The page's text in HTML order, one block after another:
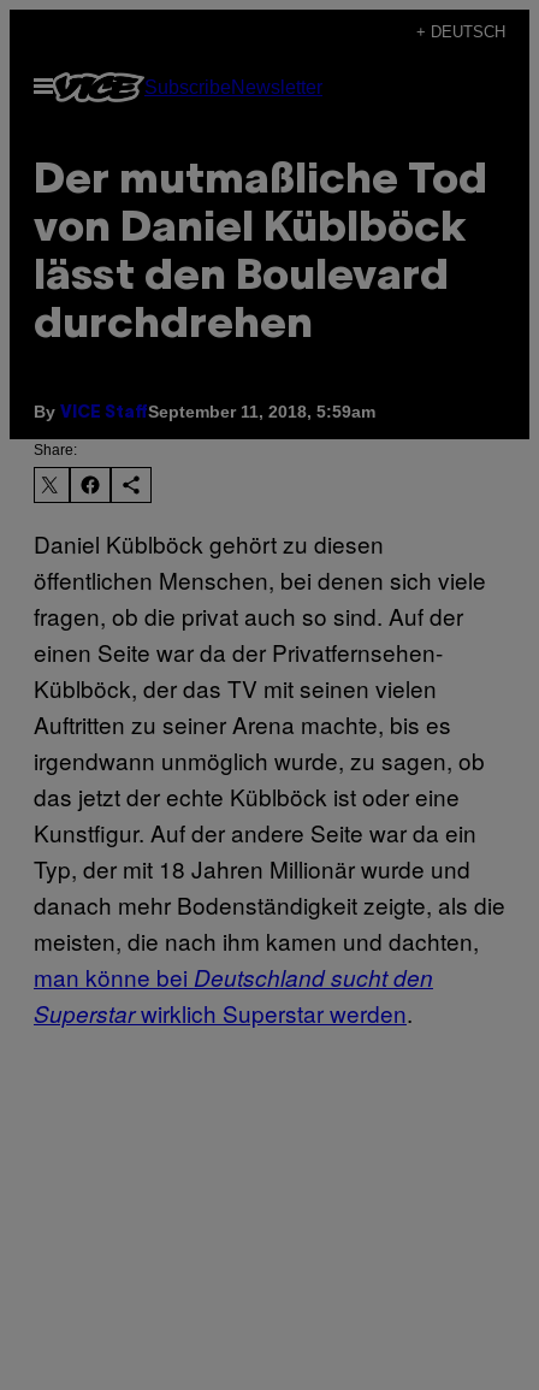
content
+ DEUTSCH
Open
Menu
SubscribeNewsletter
Der mutmaßliche Tod
von Daniel Küblböck
lässt den Boulevard
durchdrehen
By VICE StaffSeptember 11, 2018, 5:59am
Share:
Daniel Küblböck gehört zu diesen
öffentlichen Menschen, bei denen sich viele
fragen, ob die privat auch so sind. Auf der
einen Seite war da der Privatfernsehen-
Küblböck, der das TV mit seinen vielen
Auftritten zu seiner Arena machte, bis es
irgendwann unmöglich wurde, zu sagen, ob
das jetzt der echte Küblböck ist oder eine
Kunstfigur. Auf der andere Seite war da ein
Typ, der mit 18 Jahren Millionär wurde und
danach mehr Bodenständigkeit zeigte, als die
meisten, die nach ihm kamen und dachten,
man könne bei Deutschland sucht den
Superstarwirklich Superstar werden.